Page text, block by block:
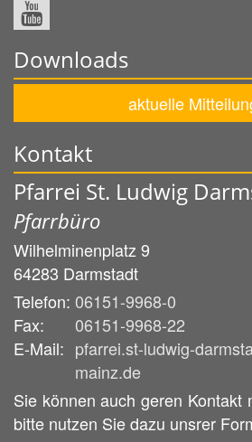
Downloads
aktuelle
Kontakt
Pfarrei St. Ludwig
Pfarrbüro
Wilhelminenplatz 9
64283 Darmstadt
Telefon: 06151-9968-0
Fax:
06151-9968-22
E-Mail: pfarrei.st-ludwig-
mainz.de
Sie können auch geren Kontakt
bitte nutzen Sie dazu unsrer